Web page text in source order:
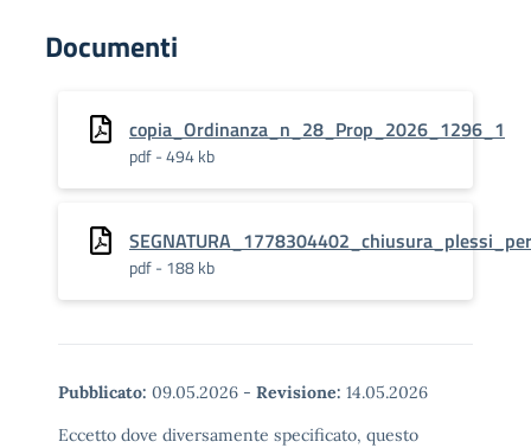
Documenti
copia_Ordinanza_n_28_Prop_2026_1296_1
pdf - 494 kb
pdf - 188 kb
Pubblicato: 09.05.2026 - Revisione: 14.05.2026
Eccetto dove diversamente specificato, questo